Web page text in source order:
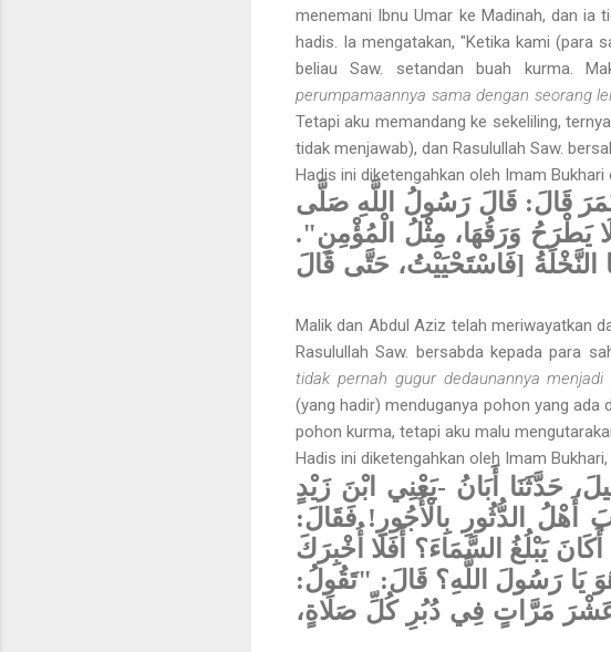
menemani Ibnu Umar ke Madinah, dan ia
hadis. Ia mengatakan, "Ketika kami (para
beliau Saw. setandan buah kurma.
perumpamaannya sama dengan seorang
Tetapi aku memandang ke sekeliling,
tidak menjawab), dan Rasulullah Saw.
Hadis ini diketengahkan oleh Imam Bukhari
عُمَرَ قَالَ: قَالَ رَسُولُ اللَّهِ صَلَّى
يَطْرَحُ وَرَقُهَا، مِثْلُ الْمُؤْمِنِ".
[فَاسْتَحْيَيْتُ، حَتَّى قَالَ
Malik dan Abdul Aziz telah meriwayatkan
Rasulullah Saw. bersabda kepada para
tidak pernah gugur dedaunannya
(yang hadir) menduganya pohon yang ada
pohon kurma, tetapi aku malu
Hadis ini diketengahkan oleh Imam
حَدَّثَنَا أَبَانُ -يَعْنِي ابْنَ زَيْدٍ
أَهْلُ الدُّثُورِ بِالْأُجُورِ! فَقَالَ:
يَبْلُغُ السَّمَاءَ؟ أَفَلَا أُخْبِرَكَ
يَا رَسُولَ اللَّهِ؟ قَالَ: "تَقُولُ:
عَشْرَ مَرَّاتٍ فِي دُبُرِ كُلِّ صَلَاةٍ،